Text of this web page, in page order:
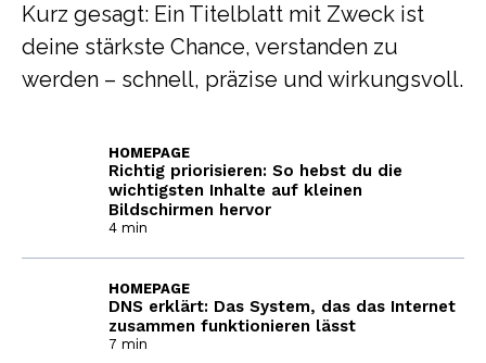
Kurz gesagt: Ein Titelblatt mit Zweck ist
deine stärkste Chance, verstanden zu
werden – schnell, präzise und wirkungsvoll.
Richtig priorisieren: So hebst du die
wichtigsten Inhalte auf kleinen
Bildschirmen hervor
HOMEPAGE
4 min
DNS erklärt: Das System, das das Internet
zusammen funktionieren lässt
HOMEPAGE
7 min